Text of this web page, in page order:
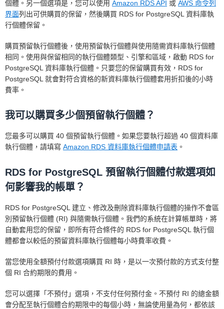
個體。另一個選項是，您可以使用 Amazon RDS API 或 AWS 命令列
界面列出可供購買的保留，然後購買 RDS for PostgreSQL 資料庫執
行個體保留。
購買預留執行個體後，使用預留執行個體與使用隨需資料庫執行個體
相同。使用與保留相同的執行個體類型、引擎和區域，啟動 RDS for
PostgreSQL 資料庫執行個體。只要您的保留購買有效，RDS for
PostgreSQL 就會對符合資格的新資料庫執行個體套用折扣後的小時
費率。
我可以購買多少個預留執行個體？
您最多可以購買 40 個預留執行個體。如果您要執行超過 40 個資料庫
執行個體，請填寫 Amazon RDS 資料庫執行個體申請表 。
RDS for PostgreSQL 預留執行個體付款選項如
何影響我的帳單？
RDS for PostgreSQL 建立、修改及刪除資料庫執行個體的操作不會區
別預留執行個體 (RI) 與隨需執行個體。我們的系統在計算帳單時，將
自動套用您的保留，即所有符合條件的 RDS for PostgreSQL 執行個
體都會以較低的預留資料庫執行個體每小時費率收費。
當您使用全額預付付款選項購買 RI 時，是以一次預付款的方式支付整
個 RI 合約期限的費用。
您可以選擇「不預付」選項，不支付任何預付金。不預付 RI 的總金額
會分配至執行個體合約期限中的每個小時，無論使用量為何，都依該